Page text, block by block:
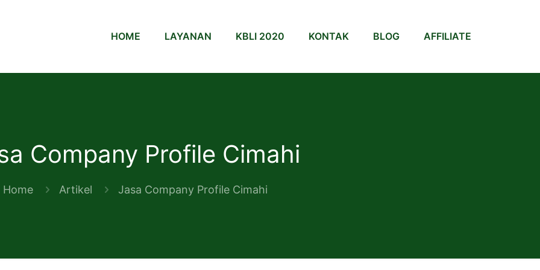
HOME LAYANAN KBLI 2020 KONTAK BLOG AFFILIATE
Company Profile Cimahi
Home Artikel Jasa Company Profile Cimahi